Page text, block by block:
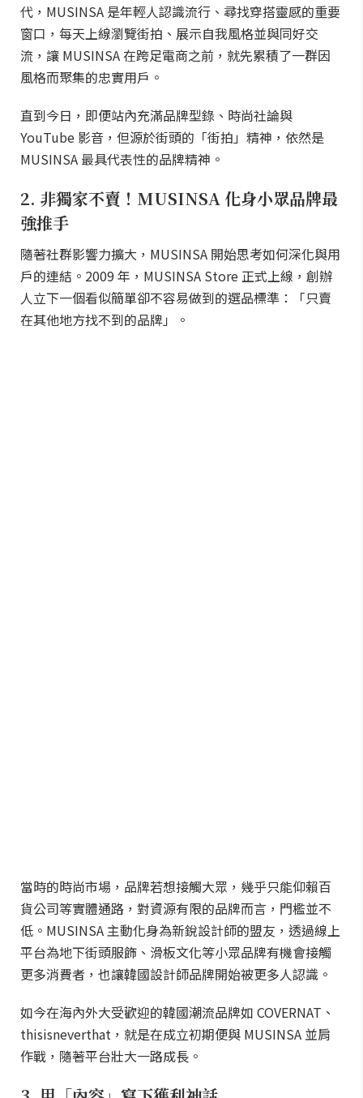
代，MUSINSA 是年輕人認識流行、尋找穿搭靈感的重要
窗口，每天上線瀏覽街拍、展示自我風格並與同好交
流，讓 MUSINSA 在跨足電商之前，就先累積了一群因
風格而聚集的忠實用戶。
直到今日，即便站內充滿品牌型錄、時尚社論與
YouTube 影音，但源於街頭的「街拍」精神，依然是
MUSINSA 最具代表性的品牌精神。
2. 非獨家不賣！MUSINSA 化身小眾品牌最
強推手
隨著社群影響力擴大，MUSINSA 開始思考如何深化與用
戶的連結。2009 年，MUSINSA Store 正式上線，創辦
人立下一個看似簡單卻不容易做到的選品標準：「只賣
在其他地方找不到的品牌」。
當時的時尚市場，品牌若想接觸大眾，幾乎只能仰賴百
貨公司等實體通路，對資源有限的品牌而言，門檻並不
低。MUSINSA 主動化身為新銳設計師的盟友，透過線上
平台為地下街頭服飾、滑板文化等小眾品牌有機會接觸
更多消費者，也讓韓國設計師品牌開始被更多人認識。
如今在海內外大受歡迎的韓國潮流品牌如 COVERNAT、
thisisneverthat，就是在成立初期便與 MUSINSA 並肩
作戰，隨著平台壯大一路成長。